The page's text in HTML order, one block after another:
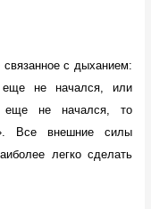
с дыханием:
еще не начался, или
еще не начался, то
Все внешние силы
легко сделать